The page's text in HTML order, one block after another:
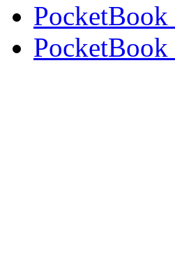
PocketBook
PocketBook